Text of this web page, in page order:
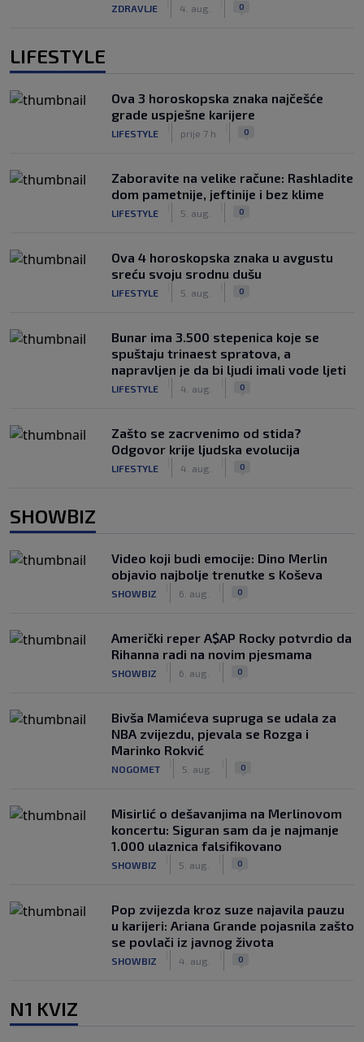
ZDRAVLJE 4. aug. 0
LIFESTYLE
Ova 3 horoskopska znaka najčešće
grade uspješne karijere
LIFESTYLE prije 7 h 0
Zaboravite na velike račune: Rashladite
dom pametnije, jeftinije i bez klime
LIFESTYLE 5. aug. 0
Ova 4 horoskopska znaka u avgustu
sreću svoju srodnu dušu
LIFESTYLE 5. aug. 0
Bunar imа 3.500 stepenica koje se
spuštaju trinaest spratova, a
napravljen je da bi ljudi imali vode ljeti
LIFESTYLE 4. aug. 0
Zašto se zacrvenimo od stida?
Odgovor krije ljudska evolucija
LIFESTYLE 4. aug. 0
SHOWBIZ
Video koji budi emocije: Dino Merlin
objavio najbolje trenutke s Koševa
SHOWBIZ 6. aug. 0
Američki reper A$AP Rocky potvrdio da
Rihanna radi na novim pjesmama
SHOWBIZ 6. aug. 0
Bivša Mamićeva supruga se udala za
NBA zvijezdu, pjevala se Rozga i
Marinko Rokvić
NOGOMET 5. aug. 0
Misirlić o dešavanjima na Merlinovom
koncertu: Siguran sam da je najmanje
1.000 ulaznica falsifikovano
SHOWBIZ 5. aug. 0
Pop zvijezda kroz suze najavila pauzu
u karijeri: Ariana Grande pojasnila zašto
se povlači iz javnog života
SHOWBIZ 4. aug. 0
N1 KVIZ